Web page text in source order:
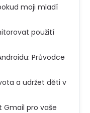
moji mladí
použití
Průvodce
a udržet děti v
Gmail pro vaše